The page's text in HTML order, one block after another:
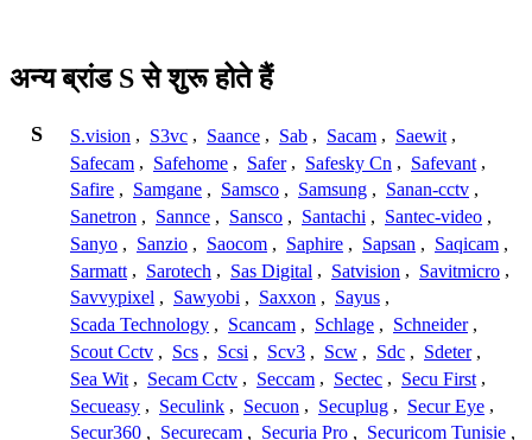
अन्य ब्रांड S से शुरू होते हैं
S S.vision , S3vc , Saance , Sab , Sacam , Saewit ,
Safecam , Safehome , Safer , Safesky Cn , Safevant ,
Safire , Samgane , Samsco , Samsung , Sanan-cctv ,
Sanetron , Sannce , Sansco , Santachi , Santec-video ,
Sanyo , Sanzio , Saocom , Saphire , Sapsan , Saqicam ,
Sarmatt , Sarotech , Sas Digital , Satvision , Savitmicro ,
Savvypixel , Sawyobi , Saxxon , Sayus ,
Scada Technology , Scancam , Schlage , Schneider ,
Scout Cctv , Scs , Scsi , Scv3 , Scw , Sdc , Sdeter ,
Sea Wit , Secam Cctv , Seccam , Sectec , Secu First ,
Secueasy , Seculink , Secuon , Secuplug , Secur Eye ,
Secur360 , Securecam , Securia Pro , Securicom Tunisie ,